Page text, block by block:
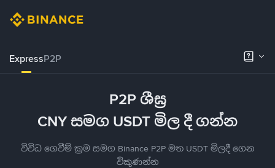
ExpressP2P
P2P ශීඝ්‍ර
CNY සමග USDT මිල දී ගන්න
විවිධ ගෙවීම් ක්‍රම සමග Binance P2P මත USDT මිලදී ගෙන
විකුණන්න